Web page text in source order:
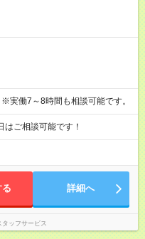
働7～8時間も相談可能です。
ご相談可能です！
る 詳細へ
タッフサービス